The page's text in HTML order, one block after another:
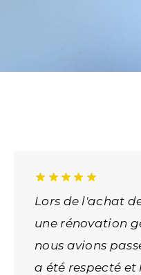
Lors de l'achat
une rénovation
nous avions
a été respecté